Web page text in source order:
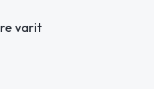
varit